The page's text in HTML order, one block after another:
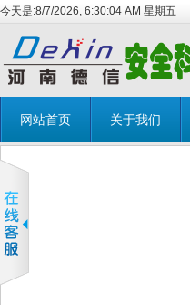
今天是:8/7/2026, 6:30:05 AM 星期五
网站首页 关于我们